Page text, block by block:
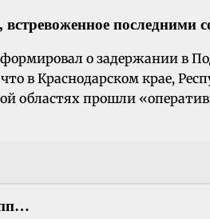
последними
о задержании в
в Краснодарском крае,
областях прошли